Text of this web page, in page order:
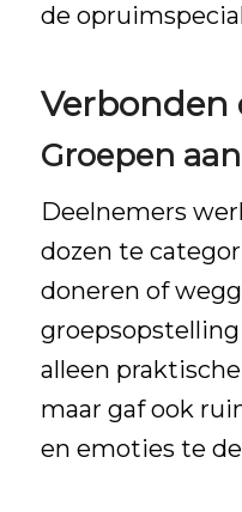
de
Verbonden
Groepen
Deelnemers
dozen te
doneren of
alleen
maar gaf ook
en emoties te